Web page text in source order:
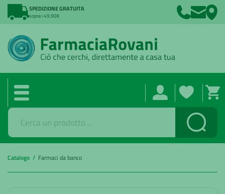
SPEDIZIONE GRATUITA
sopra i 49,90€
Cerca
Catalogo / Farmaci da banco